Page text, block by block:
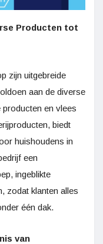
Producten tot
zijn uitgebreide
aan de diverse
en vlees
biedt
huishoudens in
een
ingeblikte
zodat klanten alles
één dak.
van